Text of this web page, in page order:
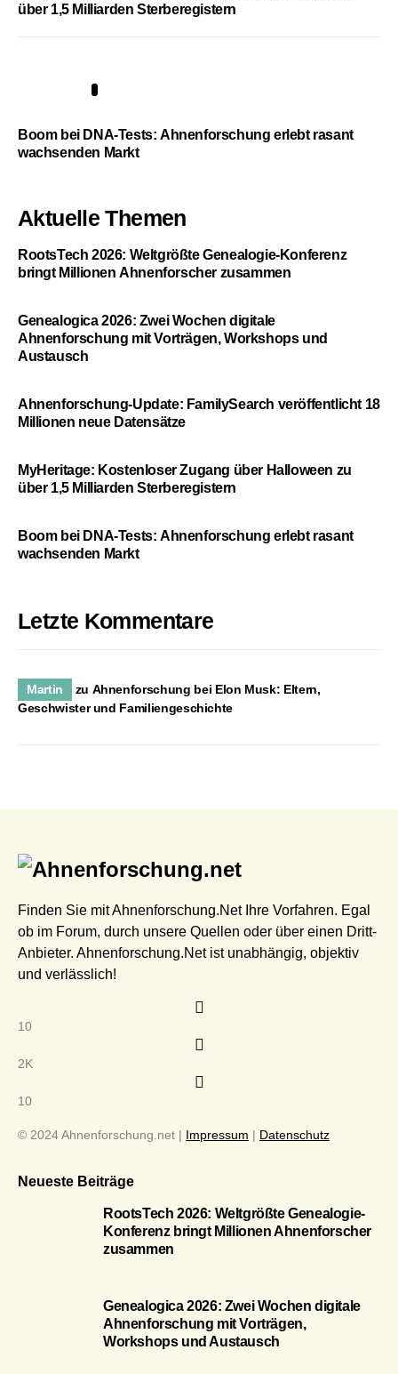
über 1,5 Milliarden Sterberegistern
Boom bei DNA-Tests: Ahnenforschung erlebt rasant
wachsenden Markt
Aktuelle Themen
RootsTech 2026: Weltgrößte Genealogie-Konferenz
bringt Millionen Ahnenforscher zusammen
Genealogica 2026: Zwei Wochen digitale
Ahnenforschung mit Vorträgen, Workshops und
Austausch
Ahnenforschung-Update: FamilySearch veröffentlicht 18
Millionen neue Datensätze
MyHeritage: Kostenloser Zugang über Halloween zu
über 1,5 Milliarden Sterberegistern
Boom bei DNA-Tests: Ahnenforschung erlebt rasant
wachsenden Markt
Letzte Kommentare
Martin zu Ahnenforschung bei Elon Musk: Eltern,
Geschwister und Familiengeschichte
Finden Sie mit Ahnenforschung.Net Ihre Vorfahren. Egal
ob im Forum, durch unsere Quellen oder über einen Dritt-
Anbieter. Ahnenforschung.Net ist unabhängig, objektiv
und verlässlich!
10
2K
10
© 2024 Ahnenforschung.net | Impressum | Datenschutz
Neueste Beiträge
RootsTech 2026: Weltgrößte Genealogie-
Konferenz bringt Millionen Ahnenforscher
zusammen
Genealogica 2026: Zwei Wochen digitale
Ahnenforschung mit Vorträgen,
Workshops und Austausch